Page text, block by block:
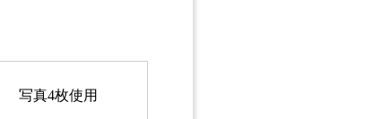
写真4枚使用